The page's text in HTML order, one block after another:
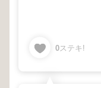
0ステキ!